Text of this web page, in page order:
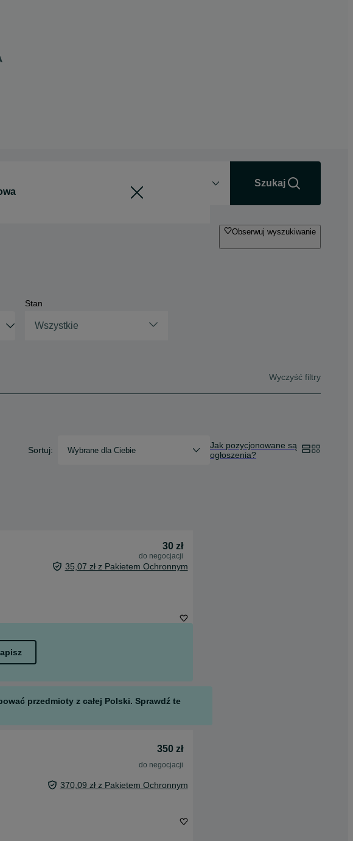
Szukaj
Obserwuj wyszukiwanie
Stan
Wszystkie
Wyczyść filtry
Sortuj: Wybrane dla Ciebie
Jak pozycjonowane są
ogłoszenia?
30 zł
do negocjacji
35,07 zł z Pakietem Ochronnym
przedmioty z całej Polski. Sprawdź te
350 zł
do negocjacji
370,09 zł z Pakietem Ochronnym